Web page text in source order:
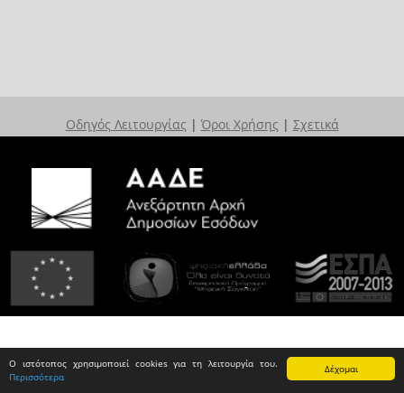
Δέχομαι
Ο ιστότοπος χρησιμοποιεί cookies για τη λειτουργία του.
Περισσότερα
Οδηγός Λειτουργίας | Όροι Χρήσης | Σχετικά